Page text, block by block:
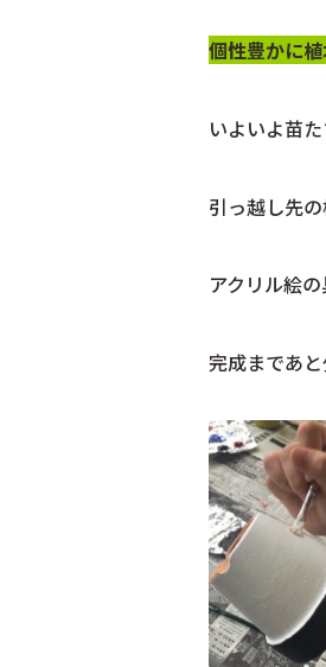
個性豊かに
いよいよ苗
引っ越し先
アクリル絵
完成まであと